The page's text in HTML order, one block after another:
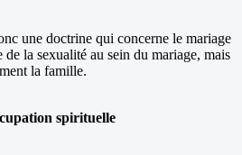
une doctrine qui concerne le mariage
de la sexualité au sein du mariage, mais
la famille.
spirituelle